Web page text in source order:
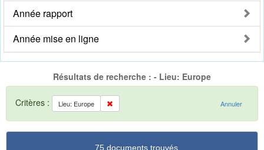
Année rapport
Année mise en ligne
Résultats de recherche : - Lieu: Europe
Critères : Lieu: Europe Annuler
75 documents trouvés